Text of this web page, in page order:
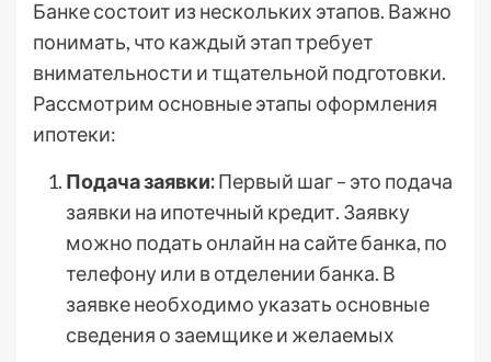
Банке состоит из нескольких этапов. Важно
понимать, что каждый этап требует
внимательности и тщательной подготовки.
Рассмотрим основные этапы оформления
ипотеки:
Подача заявки:Первый шаг – это подача
заявки на ипотечный кредит. Заявку
можно подать онлайн на сайте банка, по
телефону или в отделении банка. В
заявке необходимо указать основные
сведения о заемщике и желаемых